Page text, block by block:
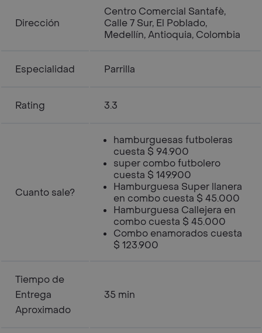
Dirección
Centro Comercial Santafè,
Calle 7 Sur, El Poblado,
Medellín, Antioquia, Colombia
Especialidad Parrilla
Rating 3.3
Cuanto sale?
hamburguesas futboleras
cuesta $ 94.900
super combo futbolero
cuesta $ 149.900
Hamburguesa Super llanera
en combo cuesta $ 45.000
Hamburguesa Callejera en
combo cuesta $ 45.000
Combo enamorados cuesta
$ 123.900
Tiempo de
Entrega
Aproximado
35 min